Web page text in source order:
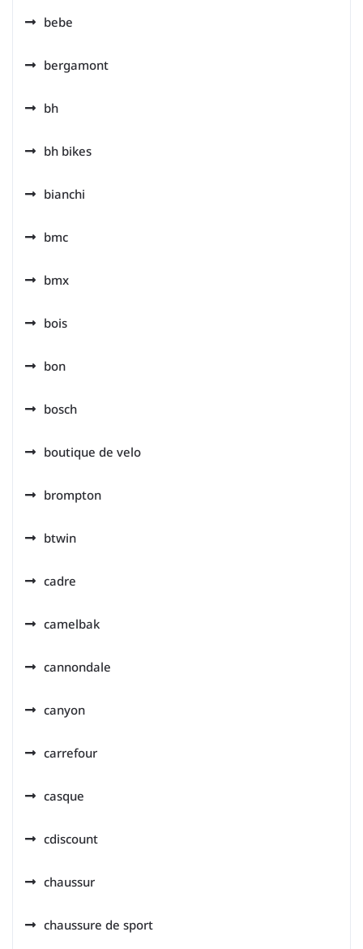
bebe
bergamont
bh
bh bikes
bianchi
bmc
bmx
bois
bon
bosch
boutique de velo
brompton
btwin
cadre
camelbak
cannondale
canyon
carrefour
casque
cdiscount
chaussur
chaussure de sport